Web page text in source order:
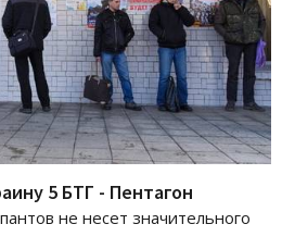
5 БТГ - Пентагон
не несет значительного